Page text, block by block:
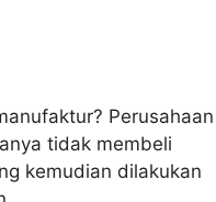
Perusahaan
tidak membeli
kemudian dilakukan